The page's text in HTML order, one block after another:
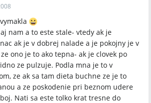
nam a to este stale- vtedy ak je
ak je v dobrej nalade a je pokojny je v
ono je to ako tepna- ak je clovek po
ze pulzuje. Podla mna je to v
ze ak sa tam dieta buchne ze je to
a ze poskodenie pri beznom udere
Nati sa este tolko krat tresne do